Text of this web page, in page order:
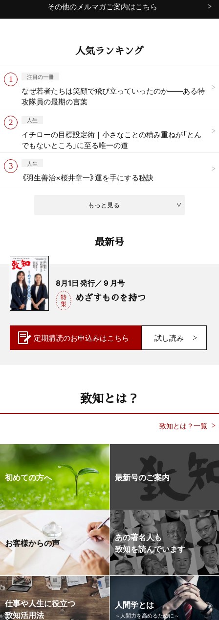
その他のメルマガご案内はこちら
人気ランキング
もっと見る
注目の一冊
なぜ若者たちは笑顔で飛び立っていったのか——ある特
攻隊員の最期の言葉
人生
イチローの目標設定術｜小さなことの積み重ねが「とん
でもないところ」に至る唯一の道
人生
《羽生善治×桜井章一》運を手にする秘訣
最新号
8月1日 発行／ 9 月号
めざすものを持つ
定期購読のお申込みはこちら 試し読み
致知とは？
致知とは？一覧
初めての方へ 最新号のご案内
お客様からの声
あの著名人も
致知を読んでいます
仕事や人生に役立つ
致知活用法
人間学とは
～人間力を高めるために～